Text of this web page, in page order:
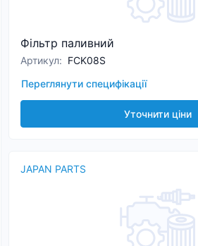
Фільтр паливний
Артикул: FCK08S
Переглянути специфікації
Уточнити ціни
JAPAN PARTS